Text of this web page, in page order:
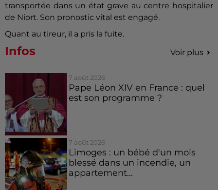
transportée dans un état grave au centre hospitalier
de Niort. Son pronostic vital est engagé.
Quant au tireur, il a pris la fuite.
Infos Voir plus
7 août 2026
Pape Léon XIV en France : quel
est son programme ?
7 août 2026
Limoges : un bébé d'un mois
blessé dans un incendie, un
appartement...